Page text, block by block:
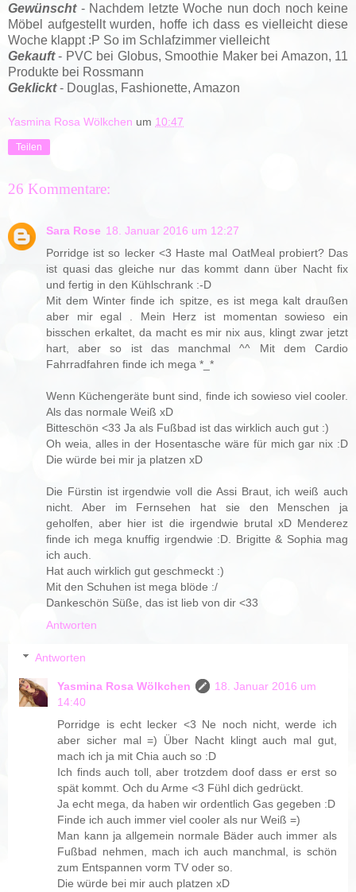
Gewünscht- Nachdem letzte Woche nun doch noch keine
Möbel aufgestellt wurden, hoffe ich dass es vielleicht diese
Woche klappt :P So im Schlafzimmer vielleicht
Gekauft- PVC bei Globus, Smoothie Maker bei Amazon, 11
Produkte bei Rossmann
Geklickt- Douglas, Fashionette, Amazon
Yasmina Rosa Wölkchen um 10:47
Teilen
26 Kommentare:
Sara Rose 18. Januar 2016 um 12:27
Porridge ist so lecker <3 Haste mal OatMeal probiert? Das
ist quasi das gleiche nur das kommt dann über Nacht fix
und fertig in den Kühlschrank :-D
Mit dem Winter finde ich spitze, es ist mega kalt draußen
aber mir egal . Mein Herz ist momentan sowieso ein
bisschen erkaltet, da macht es mir nix aus, klingt zwar jetzt
hart, aber so ist das manchmal ^^ Mit dem Cardio
Fahrradfahren finde ich mega *_*
Wenn Küchengeräte bunt sind, finde ich sowieso viel cooler.
Als das normale Weiß xD
Bitteschön <33 Ja als Fußbad ist das wirklich auch gut :)
Oh weia, alles in der Hosentasche wäre für mich gar nix :D
Die würde bei mir ja platzen xD
Die Fürstin ist irgendwie voll die Assi Braut, ich weiß auch
nicht. Aber im Fernsehen hat sie den Menschen ja
geholfen, aber hier ist die irgendwie brutal xD Menderez
finde ich mega knuffig irgendwie :D. Brigitte & Sophia mag
ich auch.
Hat auch wirklich gut geschmeckt :)
Mit den Schuhen ist mega blöde :/
Dankeschön Süße, das ist lieb von dir <33
Antworten
Antworten
Yasmina Rosa Wölkchen
18. Januar 2016 um
14:40
Porridge is echt lecker <3 Ne noch nicht, werde ich
aber sicher mal =) Über Nacht klingt auch mal gut,
mach ich ja mit Chia auch so :D
Ich finds auch toll, aber trotzdem doof dass er erst so
spät kommt. Och du Arme <3 Fühl dich gedrückt.
Ja echt mega, da haben wir ordentlich Gas gegeben :D
Finde ich auch immer viel cooler als nur Weiß =)
Man kann ja allgemein normale Bäder auch immer als
Fußbad nehmen, mach ich auch manchmal, is schön
zum Entspannen vorm TV oder so.
Die würde bei mir auch platzen xD